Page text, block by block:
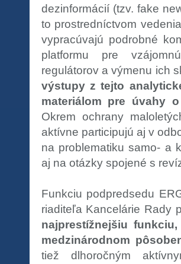
dezinformácií (tzv. fake
to prostredníctvom
vypracúvajú podrobné
platformu pre
regulátorov a výmenu ich
výstupy z tejto
materiálom pre úvahy
Okrem ochrany
aktívne participujú aj v
na problematiku samo- a
aj na otázky spojené s
Funkciu podpredsedu
riaditeľa Kancelárie Rady
najprestížnejšiu
medzinárodnom
tiež dlhoročným